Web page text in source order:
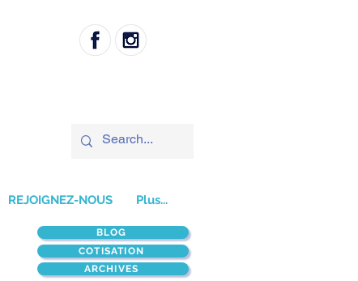
REJOIGNEZ-NOUS Plus...
BLOG
COTISATION
ARCHIVES